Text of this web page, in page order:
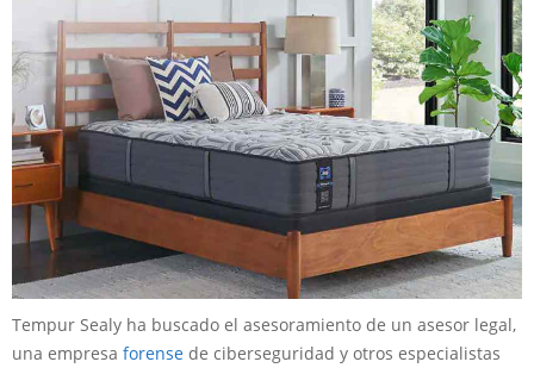
Tempur Sealy ha buscado el asesoramiento de un asesor legal,
una empresa forense de ciberseguridad y otros especialistas